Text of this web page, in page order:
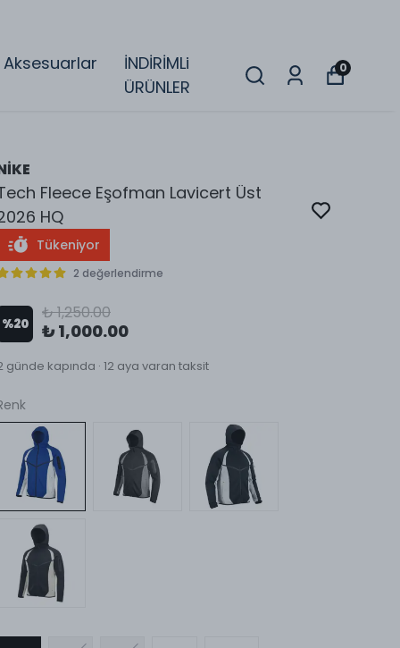
Aksesuarlar
İNDİRİMLi
ÜRÜNLER
0
Fleece Eşofman Lavicert Üst
HQ
Tükeniyor
2 değerlendirme
%20
₺ 1,250.00
₺ 1,000.00
günde kapında · 12 aya varan taksit